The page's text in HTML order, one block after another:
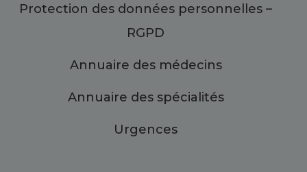
Protection des données personnelles –
RGPD
Annuaire des médecins
Annuaire des spécialités
Urgences